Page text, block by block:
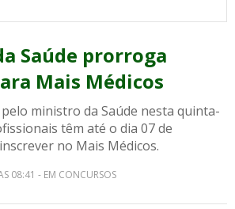
Saúde prorroga
Mais Médicos
ministro da Saúde nesta quinta-
têm até o dia 07 de
no Mais Médicos.
08:41 - EM CONCURSOS